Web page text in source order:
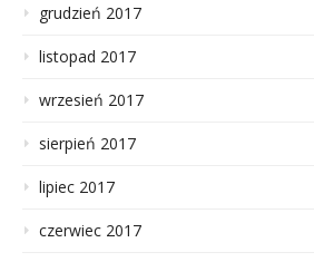
grudzień 2017
listopad 2017
wrzesień 2017
sierpień 2017
lipiec 2017
czerwiec 2017